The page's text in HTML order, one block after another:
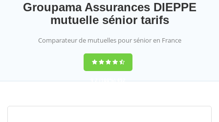
Groupama Assurances DIEPPE
mutuelle sénior tarifs
Comparateur de mutuelles pour sénior en France
9,2(100%)452